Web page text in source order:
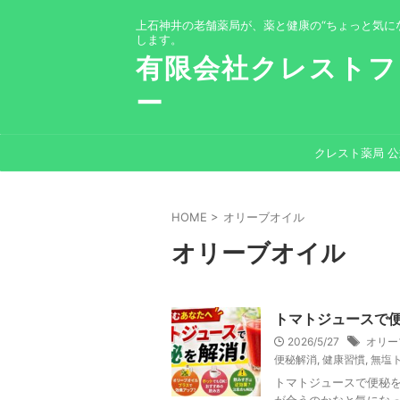
上石神井の老舗薬局が、薬と健康の“ちょっと気
します。
有限会社クレスト
ー
クレスト薬局
HOME > オリーブオイル
オリーブオイル
トマトジュースで
2026/5/27 オリ
便秘解消, 健康習慣, 無塩
トマトジュースで便秘